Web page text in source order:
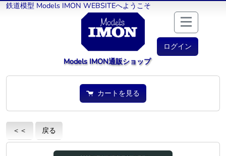
鉄道模型 Models IMON WEBSITEへようこそ
ログイン
Models IMON通販ショップ
カートを見る
＜＜ 戻る